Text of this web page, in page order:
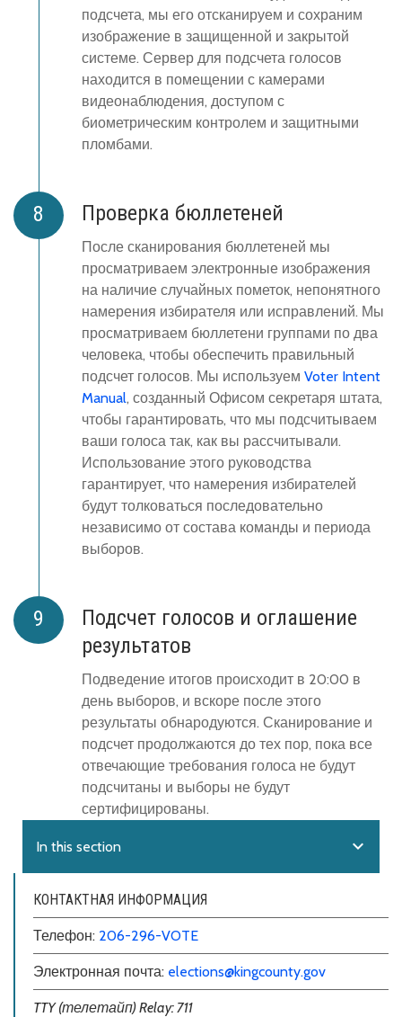
подсчета, мы его отсканируем и сохраним
изображение в защищенной и закрытой
системе. Сервер для подсчета голосов
находится в помещении с камерами
видеонаблюдения, доступом с
биометрическим контролем и защитными
пломбами.
Проверка бюллетеней
После сканирования бюллетеней мы
просматриваем электронные изображения
на наличие случайных пометок, непонятного
намерения избирателя или исправлений. Мы
просматриваем бюллетени группами по два
человека, чтобы обеспечить правильный
подсчет голосов. Мы используем Voter Intent
Manual, созданный Офисом секретаря штата,
чтобы гарантировать, что мы подсчитываем
ваши голоса так, как вы рассчитывали.
Использование этого руководства
гарантирует, что намерения избирателей
будут толковаться последовательно
независимо от состава команды и периода
выборов.
Подсчет голосов и оглашение
результатов
Подведение итогов происходит в 20:00 в
день выборов, и вскоре после этого
результаты обнародуются. Сканирование и
подсчет продолжаются до тех пор, пока все
отвечающие требования голоса не будут
подсчитаны и выборы не будут
сертифицированы.
In this section expand_more
КОНТАКТНАЯ ИНФОРМАЦИЯ
Телефон: 206-296-VOTE
Электронная почта: elections@kingcounty.gov
TTY (телетайп) Relay: 711